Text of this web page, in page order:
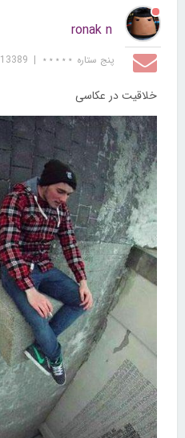
ronak n
پنج ستاره ⋆⋆⋆⋆⋆ |
13389
خلاقیت در عکاسی